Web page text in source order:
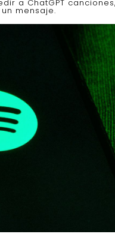
a ChatGPT
mensaje.